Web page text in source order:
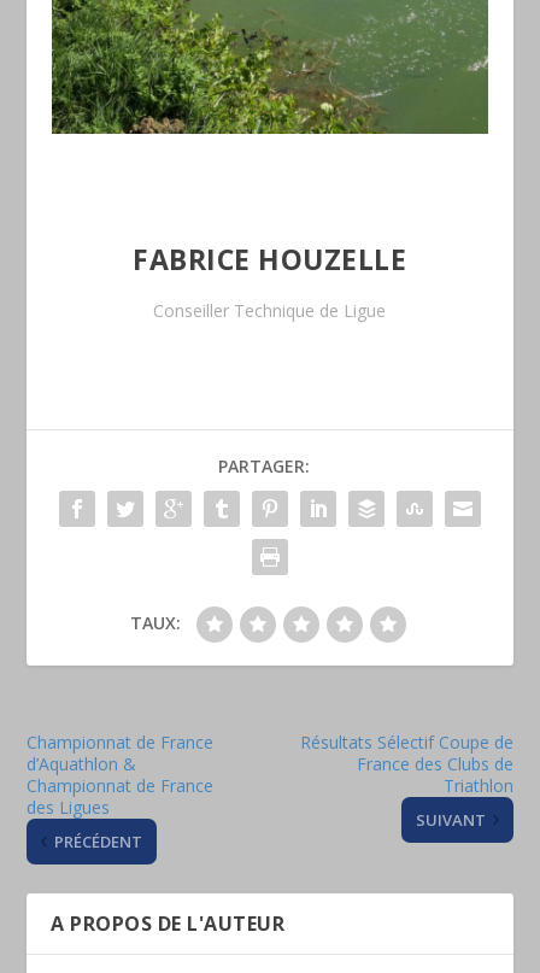
FABRICE HOUZELLE
Conseiller Technique de Ligue
PARTAGER:
TAUX:
Championnat de France
d’Aquathlon &
Championnat de France
des Ligues
PRÉCÉDENT
Résultats Sélectif Coupe de
France des Clubs de
Triathlon
SUIVANT
A PROPOS DE L'AUTEUR